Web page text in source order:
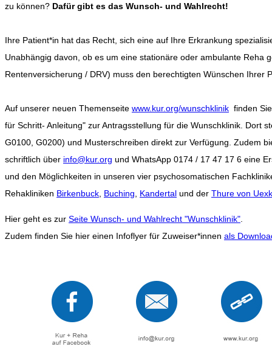
zu können? Dafür gibt es das Wunsch- und Wahlrecht!
Ihre Patient*in hat das Recht, sich eine auf Ihre Erkrankung
Unabhängig davon, ob es um eine stationäre oder ambulante Reha
Rentenversicherung / DRV) muss den berechtigten Wünschen Ihrer
Auf unserer neuen Themenseite www.kur.org/wunschklinik finden
für Schritt- Anleitung" zur Antragsstellung für die Wunschklinik. Dort
G0100, G0200) und Musterschreiben direkt zur Verfügung. Zudem
schriftlich über info@kur.org und WhatsApp 0174 / 17 47 17 6 eine
und den Möglichkeiten in unseren vier psychosomatischen
Rehakliniken Birkenbuck Buching Kandertal und der Thure von
Hier geht es zur Seite Wunsch- und Wahlrecht "Wunschklinik"
Zudem finden Sie hier einen Infoflyer für Zuweiser*innen als